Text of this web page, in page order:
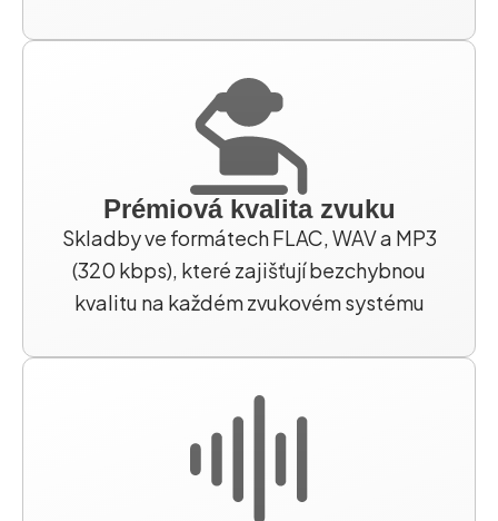
Prémiová kvalita zvuku
Skladby ve formátech FLAC, WAV a MP3
(320 kbps), které zajišťují bezchybnou
kvalitu na každém zvukovém systému